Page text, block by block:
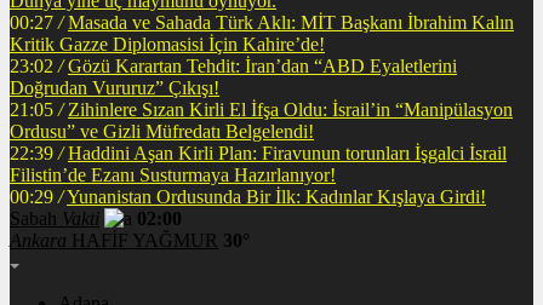
00:27 / Masada ve Sahada Türk Aklı: MİT Başkanı İbrahim Kalın
Kritik Gazze Diplomasisi İçin Kahire’de!
23:02 / Gözü Karartan Tehdit: İran’dan “ABD Eyaletlerini
Doğrudan Vururuz” Çıkışı!
21:05 / Zihinlere Sızan Kirli El İfşa Oldu: İsrail’in “Manipülasyon
Ordusu” ve Gizli Müfredatı Belgelendi!
22:39 / Haddini Aşan Kirli Plan: Firavunun torunları İşgalci İsrail
Filistin’de Ezanı Susturmaya Hazırlanıyor!
00:29 /Yunanistan Ordusunda Bir İlk: Kadınlar Kışlaya Girdi!
Sabah Vakti
02:00
Ankara HAFİF YAĞMUR 30°